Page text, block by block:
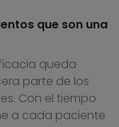
que son una
queda
parte de los
Con el tiempo
a cada paciente